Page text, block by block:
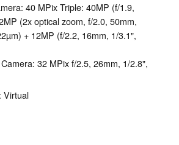
40 MPix Triple: 40MP (f/1.9,
(2x optical zoom, f/2.0, 50mm,
+ 12MP (f/2.2, 16mm, 1/3.1",
32 MPix f/2.5, 26mm, 1/2.8",
Virtual